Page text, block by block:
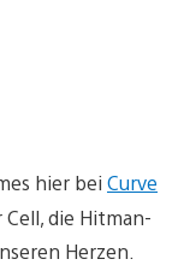
hier bei Curve
Cell, die Hitman-
Herzen.